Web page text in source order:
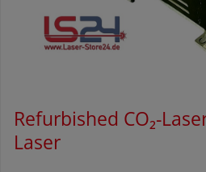
Refurbished CO₂-
Laser